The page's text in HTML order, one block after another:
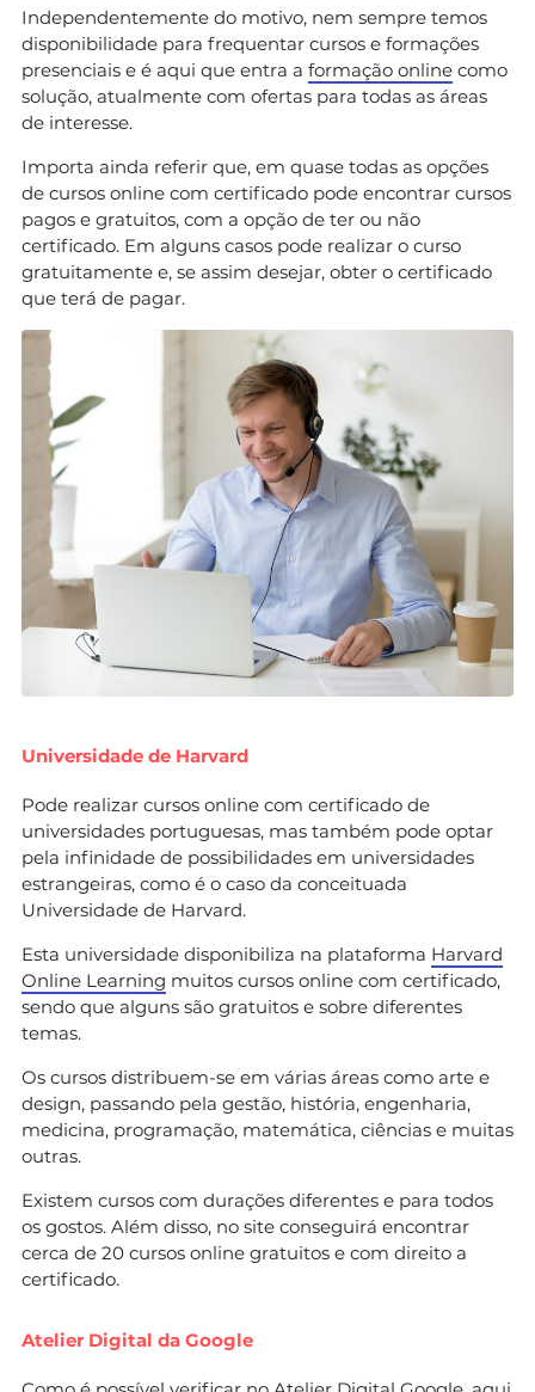
Independentemente do motivo, nem sempre temos
disponibilidade para frequentar cursos e formações
presenciais e é aqui que entra a formação online como
solução, atualmente com ofertas para todas as áreas
de interesse.
Importa ainda referir que, em quase todas as opções
de cursos online com certificado pode encontrar cursos
pagos e gratuitos, com a opção de ter ou não
certificado. Em alguns casos pode realizar o curso
gratuitamente e, se assim desejar, obter o certificado
que terá de pagar.
Universidade de Harvard
Pode realizar cursos online com certificado de
universidades portuguesas, mas também pode optar
pela infinidade de possibilidades em universidades
estrangeiras, como é o caso da conceituada
Universidade de Harvard.
Esta universidade disponibiliza na plataforma Harvard
Online Learning muitos cursos online com certificado,
sendo que alguns são gratuitos e sobre diferentes
temas.
Os cursos distribuem-se em várias áreas como arte e
design, passando pela gestão, história, engenharia,
medicina, programação, matemática, ciências e muitas
outras.
Existem cursos com durações diferentes e para todos
os gostos. Além disso, no site conseguirá encontrar
cerca de 20 cursos online gratuitos e com direito a
certificado.
Atelier Digital da Google